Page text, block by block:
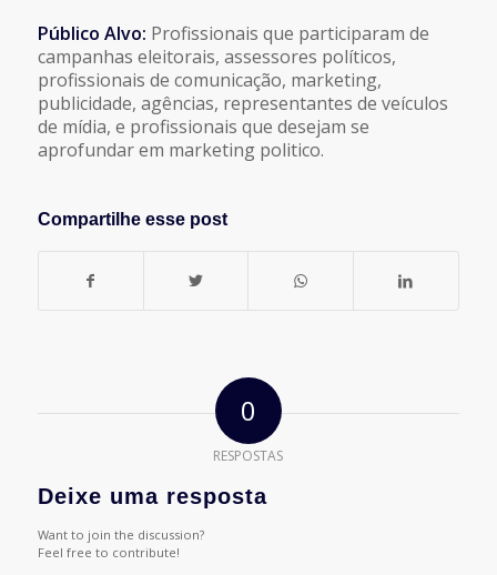
Público Alvo: Profissionais que participaram de
campanhas eleitorais, assessores políticos,
profissionais de comunicação, marketing,
publicidade, agências, representantes de veículos
de mídia, e profissionais que desejam se
aprofundar em marketing politico.
Compartilhe esse post
0
RESPOSTAS
Deixe uma resposta
Want to join the discussion?
Feel free to contribute!